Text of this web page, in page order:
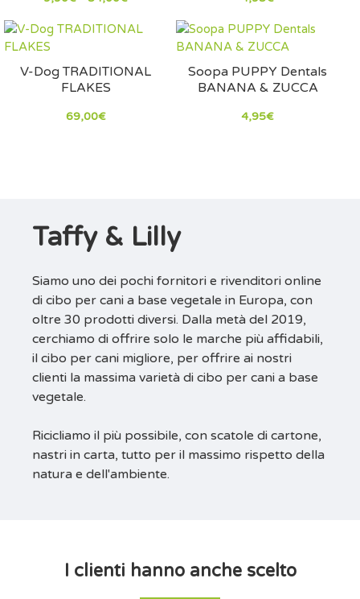
V-Dog TRADITIONAL
FLAKES
69,00€
Soopa PUPPY Dentals
BANANA & ZUCCA
4,95€
Taffy & Lilly
Siamo uno dei pochi fornitori e rivenditori online
di cibo per cani a base vegetale in Europa, con
oltre 30 prodotti diversi. Dalla metà del 2019,
cerchiamo di offrire solo le marche più affidabili,
il cibo per cani migliore, per offrire ai nostri
clienti la massima varietà di cibo per cani a base
vegetale.
Ricicliamo il più possibile, con scatole di cartone,
nastri in carta, tutto per il massimo rispetto della
natura e dell'ambiente.
I clienti hanno anche scelto